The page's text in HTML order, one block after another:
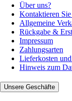
Über uns?
Kontaktieren
Allgemeine
Rückgabe &
Impressum
Zahlungsarten
Lieferkosten
Hinweis zum
Unsere Geschäfte